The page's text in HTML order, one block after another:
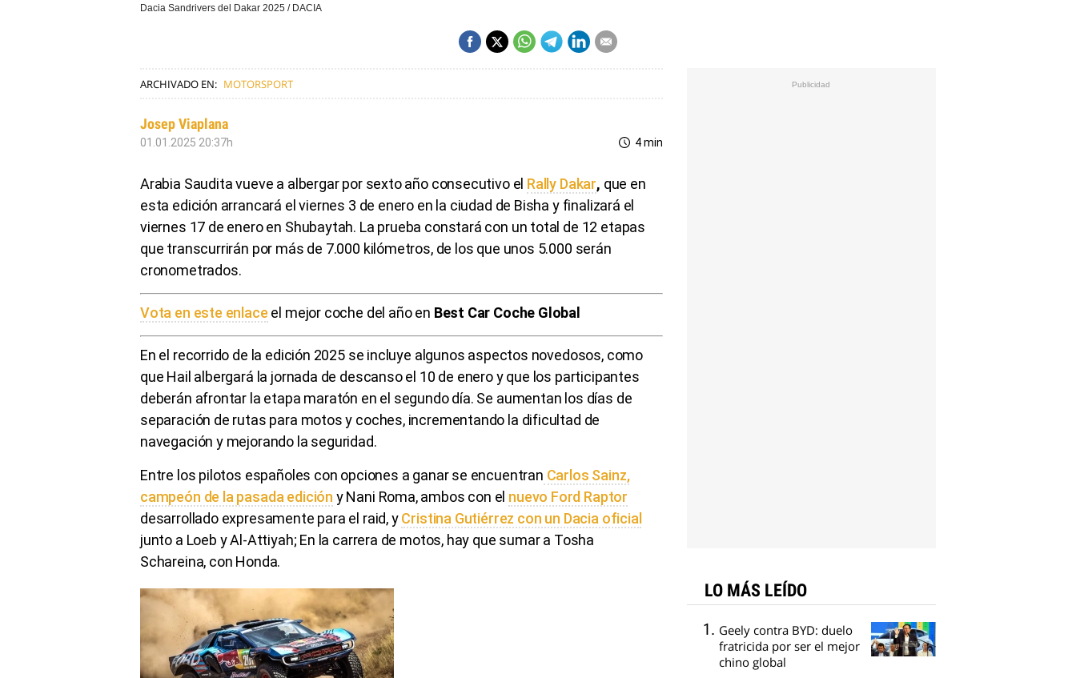
Dacia Sandrivers del Dakar 2025 / DACIA
ARCHIVADO EN: MOTORSPORT
Josep Viaplana
01.01.2025 20:37h 4 min
Arabia Saudita vueve a albergar por sexto año consecutivo el Rally Dakar, que en
esta edición arrancará el viernes 3 de enero en la ciudad de Bisha y finalizará el
viernes 17 de enero en Shubaytah. La prueba constará con un total de 12 etapas
que transcurrirán por más de 7.000 kilómetros, de los que unos 5.000 serán
cronometrados.
Vota en este enlace el mejor coche del año en Best Car Coche Global
En el recorrido de la edición 2025 se incluye algunos aspectos novedosos, como
que Hail albergará la jornada de descanso el 10 de enero y que los participantes
deberán afrontar la etapa maratón en el segundo día. Se aumentan los días de
separación de rutas para motos y coches, incrementando la dificultad de
navegación y mejorando la seguridad.
Entre los pilotos españoles con opciones a ganar se encuentran Carlos Sainz,
campeón de la pasada edición y Nani Roma, ambos con el nuevo Ford Raptor
desarrollado expresamente para el raid, yCristina Gutiérrez con un Dacia oficial
junto a Loeb y Al-Attiyah; En la carrera de motos, hay que sumar a Tosha
Schareina, con Honda.
LO MÁS LEÍDO
Geely contra BYD: duelo
fratricida por ser el mejor
chino global